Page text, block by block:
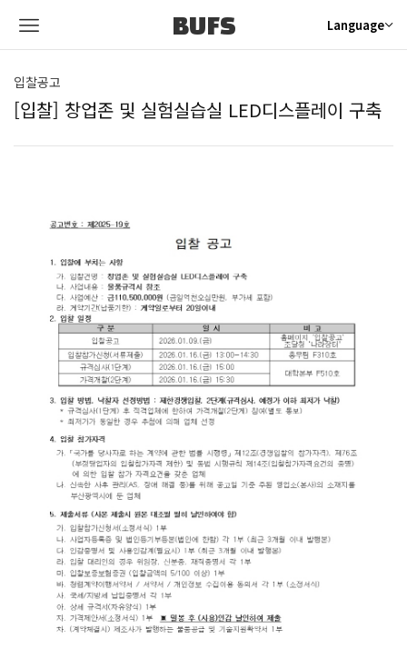
BUFS Language
입찰공고
[입찰] 창업존 및 실험실습실 LED디스플레이 구축